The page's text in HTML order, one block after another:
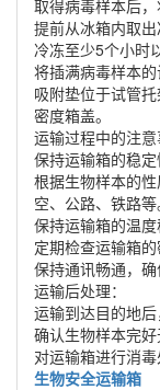
取得病毒样本后，
提前从冰箱内取
冷冻至少5个小时
将插满病毒样本
吸附垫位于试管
密度箱盖‌。
运输过程中的注意
保持运输箱的稳定
根据生物样本的
空、公路、铁路等‌
保持运输箱的温度
定期检查运输箱的
保持通讯畅通，确
‌运输后处理‌：
运输到达目的地
确认生物样本完好
对运输箱进行消毒
生物安全运输箱